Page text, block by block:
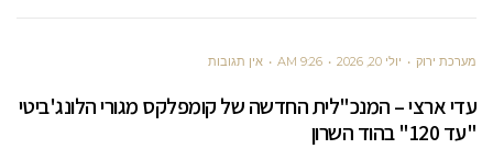
מערכת ירוק יולי 20, 2026 9:26 AM אין תגובות
עדי ארצי – המנכ"לית החדשה של קומפלקס מגורי הלונג'ביטי
"עד 120" בהוד השרון